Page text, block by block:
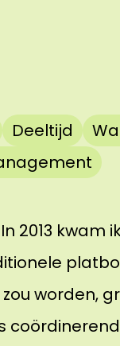
Deeltijd
2013
worden,